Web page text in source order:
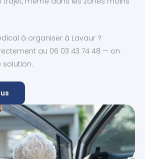
à organiser à Lavaur ?
au 06 03 43 74 48 — on
solution.